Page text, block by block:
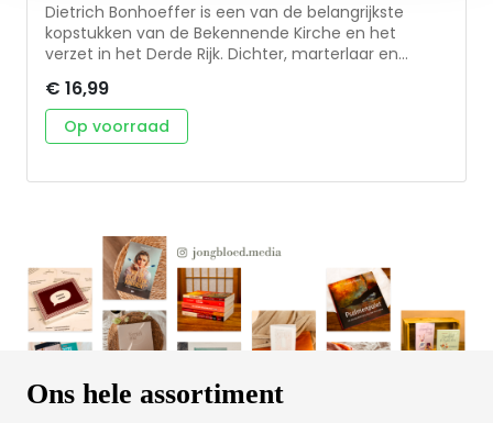
Dietrich Bonhoeffer is een van de belangrijkste
kopstukken van de Bekennende Kirche en het
verzet in het Derde Rijk. Dichter, marterlaar en
voor 40 dagen een tekst uit een van de werken van
Bonhoeffer gekozen en die voorzien van
achtgrondinformatie, uitleg en toepassingen. Na
kennen: de mens Dietrich Bonhoeffer zelf, zijn
€ 16,99
Op voorraad
Ons hele assortiment